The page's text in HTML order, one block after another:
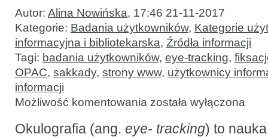
Autor: Alina Nowińska, 17:46 21-11-2017
Kategorie: Badania użytkowników, Kategorie
informacyjna i bibliotekarska, Źródła informacji
Tagi: badania użytkowników, eye-tracking,
OPAC, sakkady, strony www, użytkownicy
informacji
Możliwość komentowania Optymalizacja
interfejsów
www
i bibliotecznych
została wyłączona
Okulografia (ang. eye- tracking) to